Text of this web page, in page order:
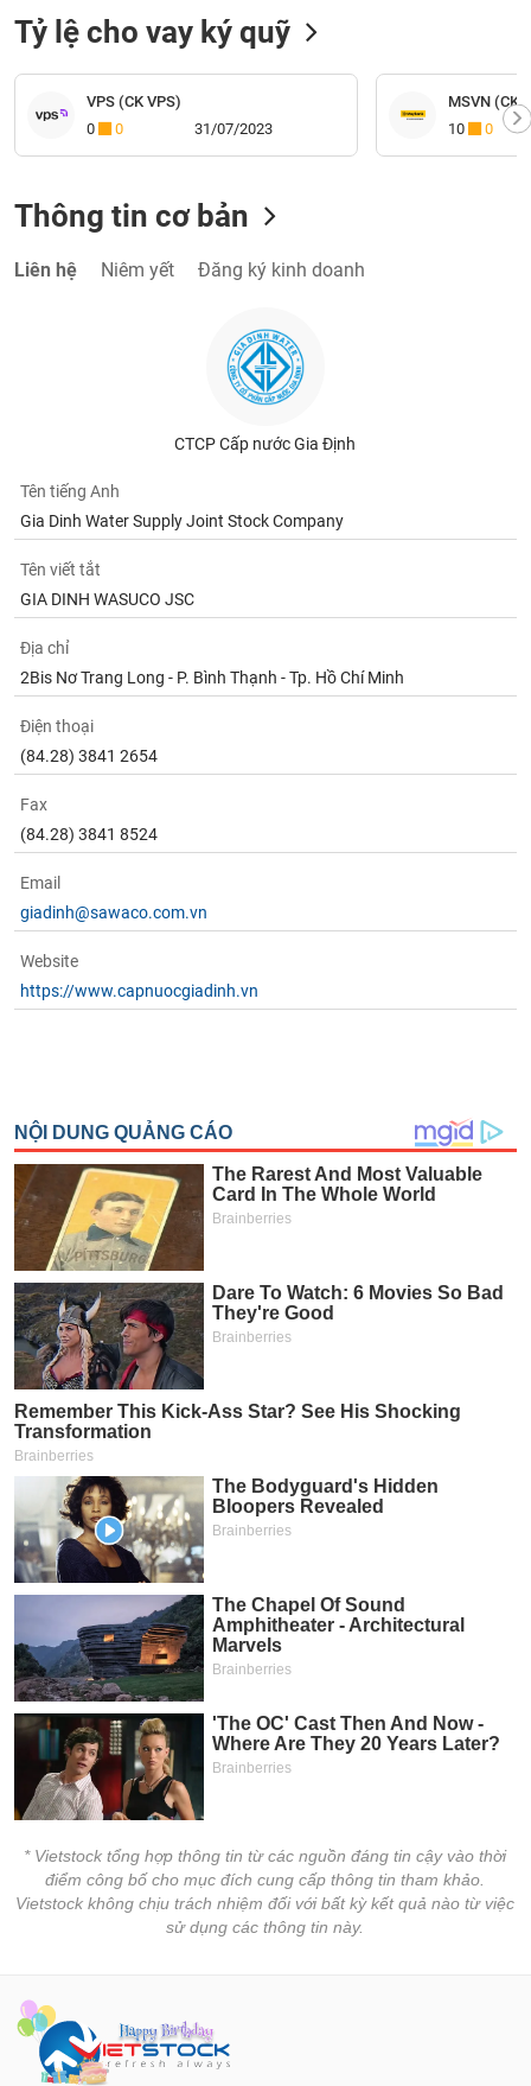
Tỷ lệ cho vay ký quỹ
VPS (CK VPS)
0
0 31/07/2023
MSVN (CK
10
0
Thông tin cơ bản
Liên hệ Niêm yết Đăng ký kinh doanh
CTCP Cấp nước Gia Định
Tên tiếng Anh
Gia Dinh Water Supply Joint Stock Company
Tên viết tắt
GIA DINH WASUCO JSC
Địa chỉ
2Bis Nơ Trang Long - P. Bình Thạnh - Tp. Hồ Chí Minh
Điện thoại
(84.28) 3841 2654
Fax
(84.28) 3841 8524
Email
giadinh@sawaco.com.vn
Website
https://www.capnuocgiadinh.vn
* Vietstock tổng hợp thông tin từ các nguồn đáng tin cậy vào thời
điểm công bố cho mục đích cung cấp thông tin tham khảo.
Vietstock không chịu trách nhiệm đối với bất kỳ kết quả nào từ việc
sử dụng các thông tin này.